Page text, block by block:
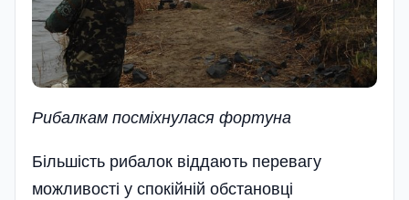
Рибалкам посміхнулася фортуна
Більшість рибалок віддають перевагу
можливості у спокійній обстановці